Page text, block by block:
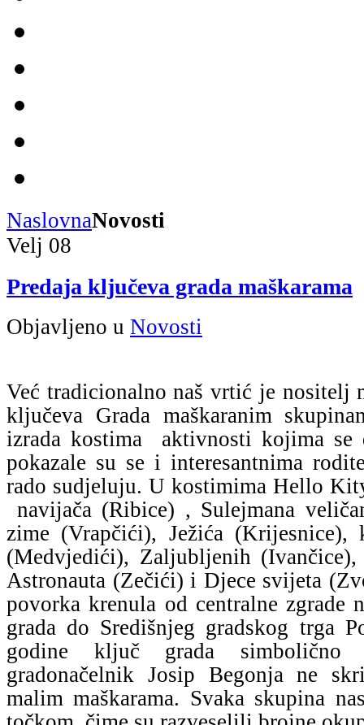
NaslovnaNovosti
Velj 08
Predaja ključeva grada maškarama
Objavljeno u Novosti
Već tradicionalno naš vrtić je nositelj
ključeva Grada maškaranim
izrada kostima aktivnosti kojima se
pokazale su se i interesantnima
rado sudjeluju. U kostimima Hello
navijača (Ribice) , Sulejmana
zime (Vrapčići), Ježića (Krijesnice),
(Medvjedići), Zaljubljenih (Ivančice),
Astronauta (Zečići) i Djece svijeta
povorka krenula od centralne zgrade
grada do Središnjeg gradskog trga
godine ključ grada simbolično
gradonačelnik Josip Begonja ne
malim maškarama. Svaka skupina